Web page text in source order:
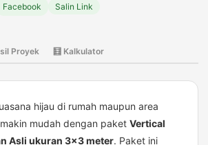
Facebook Salin Link
Proyek 🧮 Kalkulator
hijau di rumah maupun area
mudah dengan paket Vertical
Asli ukuran 3×3 meter. Paket ini